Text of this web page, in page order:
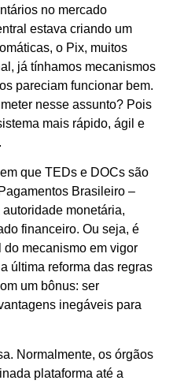
no mercado
estava criando um
o Pix, muitos
já tínhamos mecanismos
pareciam funcionar bem.
nesse assunto? Pois
mais rápido, ágil e
que TEDs e DOCs são
Brasileiro –
monetária,
financeiro. Ou seja, é
mecanismo em vigor
última reforma das regras
um bônus: ser
inegáveis para
Normalmente, os órgãos
plataforma até a